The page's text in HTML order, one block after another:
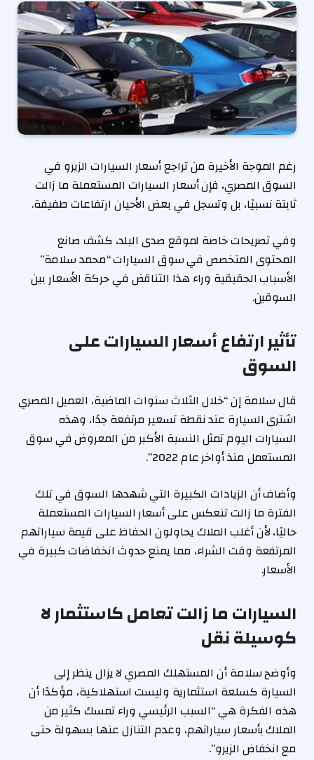
رغم الموجة الأخيرة من تراجع أسعار السيارات الزيرو في
السوق المصري، فإن أسعار السيارات المستعملة ما زالت
ثابتة نسبيًا، بل وتسجل في بعض الأحيان ارتفاعات طفيفة.
وفي تصريحات خاصة لموقع صدى البلد، كشف صانع
المحتوى المتخصص في سوق السيارات “محمد سلامة”
الأسباب الحقيقية وراء هذا التناقض في حركة الأسعار بين
السوقين.
تأثير ارتفاع أسعار السيارات على
السوق
قال سلامة إن “خلال الثلاث سنوات الماضية، العميل المصري
اشترى السيارة عند نقطة تسعير مرتفعة جدًا، وهذه
السيارات اليوم تمثل النسبة الأكبر من المعروض في سوق
المستعمل منذ أواخر عام 2022”.
وأضاف أن الزيادات الكبيرة التي شهدها السوق في تلك
الفترة ما زالت تنعكس على أسعار السيارات المستعملة
حاليًا، لأن أغلب الملاك يحاولون الحفاظ على قيمة سياراتهم
المرتفعة وقت الشراء، مما يمنع حدوث انخفاضات كبيرة في
الأسعار.
السيارات ما زالت تعامل كاستثمار لا
كوسيلة نقل
وأوضح سلامة أن المستهلك المصري لا يزال ينظر إلى
السيارة كسلعة استثمارية وليست استهلاكية، مؤكدًا أن
هذه الفكرة هي “السبب الرئيسي وراء تمسك كثير من
الملاك بأسعار سياراتهم، وعدم التنازل عنها بسهولة حتى
مع انخفاض الزيرو”.